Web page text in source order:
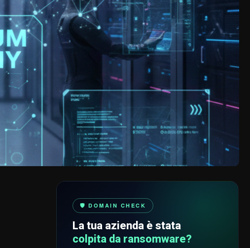
🛡️ DOMAIN CHECK
La tua azienda è stata
colpita da ransomware?